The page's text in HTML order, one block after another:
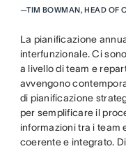
—TIM BOWMAN, HEAD OF
La pianificazione
interfunzionale. Ci
a livello di team e
avvengono
di pianificazione
per semplificare il
informazioni tra i team
coerente e integrato.